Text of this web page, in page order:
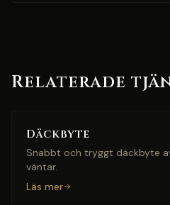
Relaterade
Däckbyte
Snabbt och tryggt däckbyte
väntar.
Läs mer